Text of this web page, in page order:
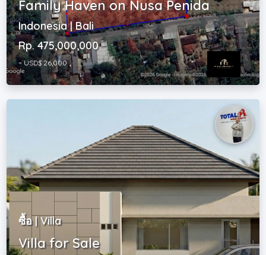
Family Haven on Nusa Penida
Indonesia | Bali
Rp. 475,000,000
~ USD$ 26,000
ซื้อ | Villa
Villa for Sale